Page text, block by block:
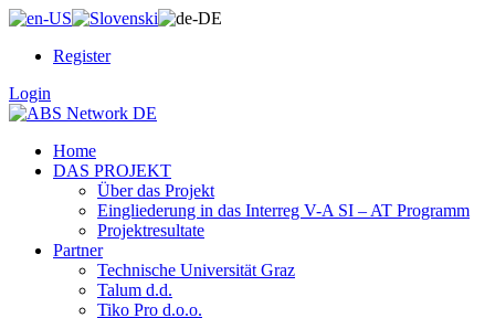
Register
Login
Home
DAS PROJEKT
Über das Projekt
Eingliederung in das Interreg V-A SI – AT Programm
Projektresultate
Partner
Technische Universität Graz
Talum d.d.
Tiko Pro d.o.o.